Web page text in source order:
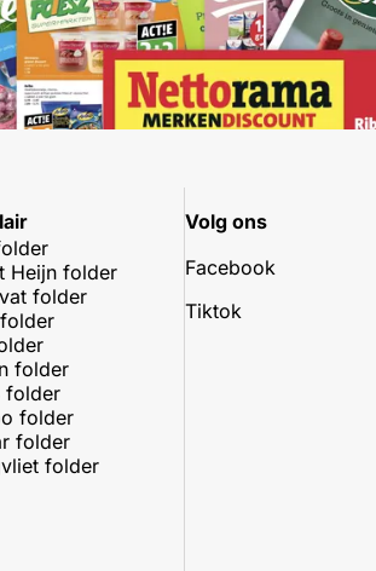
Heijn folder
folder
folder
folder
folder
folder
folder
Volg ons
Facebook
Tiktok